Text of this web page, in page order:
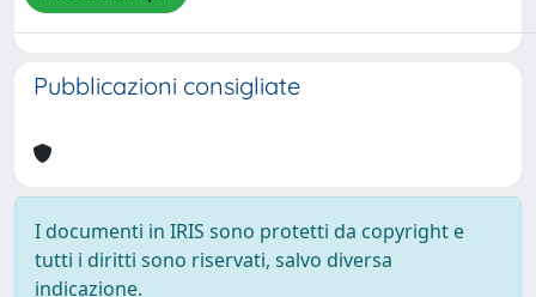
Pubblicazioni consigliate
I documenti in IRIS sono protetti da copyright e
tutti i diritti sono riservati, salvo diversa
indicazione.